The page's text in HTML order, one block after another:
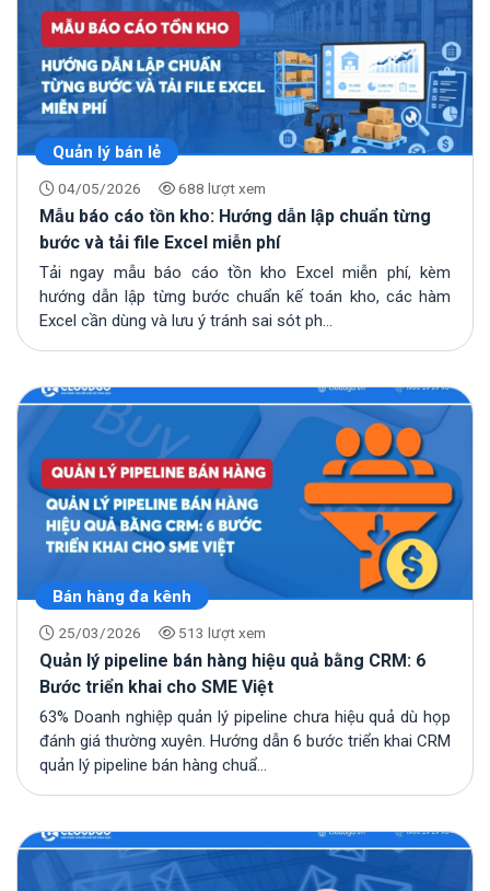
Quản lý bán lẻ
04/05/2026 688 lượt xem
Mẫu báo cáo tồn kho: Hướng dẫn lập chuẩn từng
bước và tải file Excel miễn phí
Tải ngay mẫu báo cáo tồn kho Excel miễn phí, kèm
hướng dẫn lập từng bước chuẩn kế toán kho, các hàm
Excel cần dùng và lưu ý tránh sai sót ph...
Bán hàng đa kênh
25/03/2026 513 lượt xem
Quản lý pipeline bán hàng hiệu quả bằng CRM: 6
Bước triển khai cho SME Việt
63% Doanh nghiệp quản lý pipeline chưa hiệu quả dù họp
đánh giá thường xuyên. Hướng dẫn 6 bước triển khai CRM
quản lý pipeline bán hàng chuẩ...